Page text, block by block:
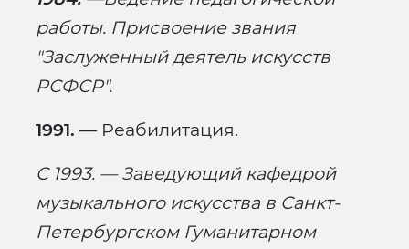
работы. Присвоение звания
"Заслуженный деятель искусств
РСФСР".
1991. — Реабилитация.
С 1993. — Заведующий кафедрой
музыкального искусства в Санкт-
Петербургском Гуманитарном